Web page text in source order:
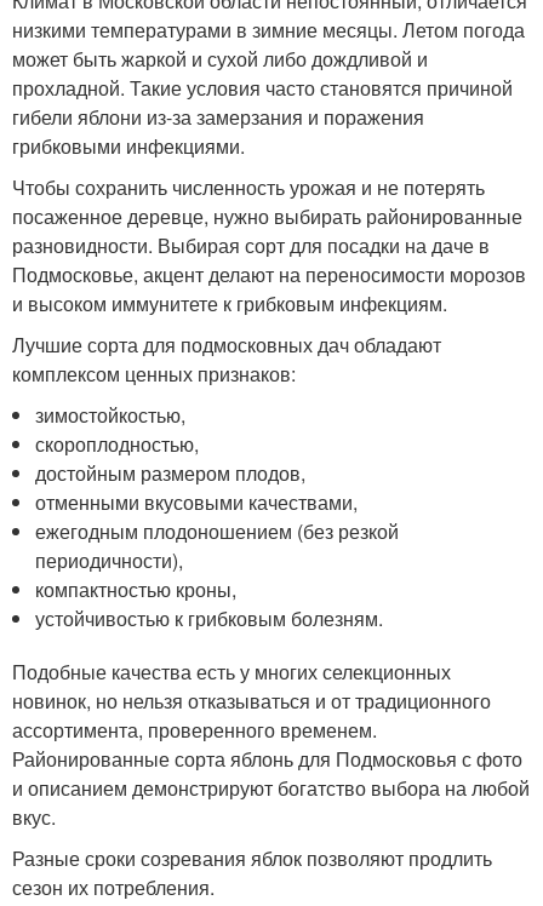
низкими температурами в зимние месяцы. Летом погода
может быть жаркой и сухой либо дождливой и
прохладной. Такие условия часто становятся причиной
гибели яблони из-за замерзания и поражения
грибковыми инфекциями.
Чтобы сохранить численность урожая и не потерять
посаженное деревце, нужно выбирать районированные
разновидности. Выбирая сорт для посадки на даче в
Подмосковье, акцент делают на переносимости морозов
и высоком иммунитете к грибковым инфекциям.
Лучшие сорта для подмосковных дач обладают
комплексом ценных признаков:
зимостойкостью,
скороплодностью,
достойным размером плодов,
отменными вкусовыми качествами,
ежегодным плодоношением (без резкой
периодичности),
компактностью кроны,
устойчивостью к грибковым болезням.
Подобные качества есть у многих селекционных
новинок, но нельзя отказываться и от традиционного
ассортимента, проверенного временем.
Районированные сорта яблонь для Подмосковья с фото
и описанием демонстрируют богатство выбора на любой
вкус.
Разные сроки созревания яблок позволяют продлить
сезон их потребления.